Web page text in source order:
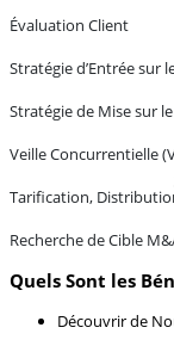
Évaluation Client
Stratégie d’Entrée sur
Stratégie de Mise sur
Veille Concurrentielle
Tarification,
Recherche de Cible
Quels Sont les
Découvrir de